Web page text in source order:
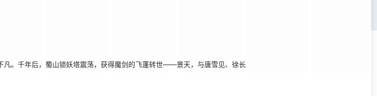
凡。千年后，蜀山锁妖塔震荡，获得魔剑的飞蓬转世——景天，与唐雪见、徐长